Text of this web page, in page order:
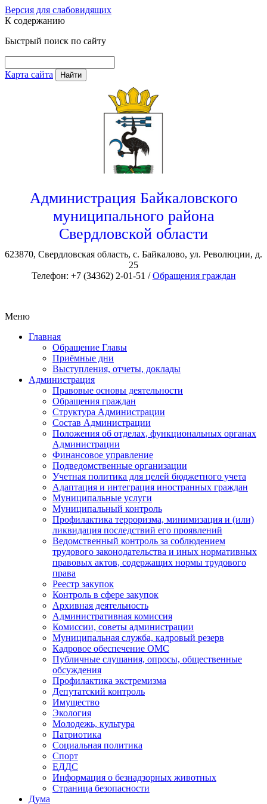
Версия для слабовидящих
К содержанию
Быстрый поиск по сайту
Карта сайта Найти
Администрация Байкаловского
муниципального района
Свердловской области
623870, Свердловская область, с. Байкалово, ул. Революции, д.
25
Телефон: +7 (34362) 2-01-51 /Обращения граждан
Меню
Главная
Обращение Главы
Приёмные дни
Выступления, отчеты, доклады
Администрация
Правовые основы деятельности
Обращения граждан
Структура Администрации
Состав Администрации
Положения об отделах, функциональных органах
Администрации
Финансовое управление
Подведомственные организации
Учетная политика для целей бюджетного учета
Адаптация и интеграция иностранных граждан
Муниципальные услуги
Муниципальный контроль
Профилактика терроризма, минимизация и (или)
ликвидация последствий его проявлений
Ведомственный контроль за соблюдением
трудового законодательства и иных нормативных
правовых актов, содержащих нормы трудового
права
Реестр закупок
Контроль в сфере закупок
Архивная деятельность
Административная комиссия
Комиссии, советы администрации
Муниципальная служба, кадровый резерв
Кадровое обеспечение ОМС
Публичные слушания, опросы, общественные
обсуждения
Профилактика экстремизма
Депутатский контроль
Имущество
Экология
Молодежь, культура
Патриотика
Социальная политика
Спорт
ЕДДС
Информация о безнадзорных животных
Страница безопасности
Дума